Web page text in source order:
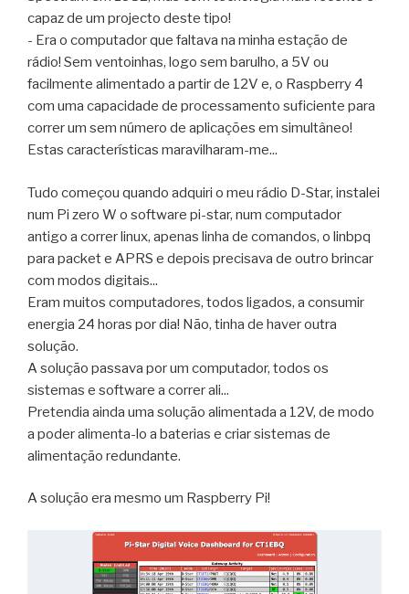
capaz de um projecto deste tipo!
- Era o computador que faltava na minha estação de
rádio! Sem ventoinhas, logo sem barulho, a 5V ou
facilmente alimentado a partir de 12V e, o Raspberry 4
com uma capacidade de processamento suficiente para
correr um sem número de aplicações em simultâneo!
Estas características maravilharam-me...
Tudo começou quando adquiri o meu rádio D-Star, instalei
num Pi zero W o software pi-star, num computador
antigo a correr linux, apenas linha de comandos, o linbpq
para packet e APRS e depois precisava de outro brincar
com modos digitais...
Eram muitos computadores, todos ligados, a consumir
energia 24 horas por dia! Não, tinha de haver outra
solução.
A solução passava por um computador, todos os
sistemas e software a correr ali...
Pretendia ainda uma solução alimentada a 12V, de modo
a poder alimenta-lo a baterias e criar sistemas de
alimentação redundante.
A solução era mesmo um Raspberry Pi!